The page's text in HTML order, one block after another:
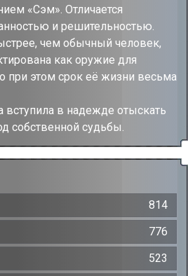
«Сэм». Отличается
и решительностью.
чем обычный человек,
как оружие для
при этом срок её жизни весьма
вступила в надежде отыскать
собственной судьбы.
814
776
523